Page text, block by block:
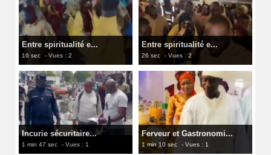
Entre spiritualité e...
16 sec - Vues : 2
Entre spiritualité e...
26 sec - Vues : 2
Incurie sécuritaire...
1 min 47 sec - Vues : 1
Ferveur et Gastronomi...
1 min 10 sec - Vues : 1